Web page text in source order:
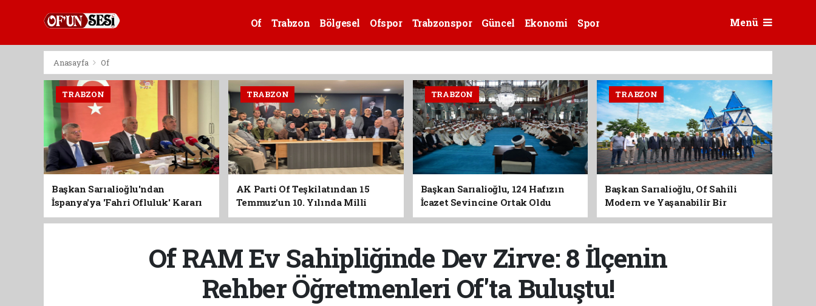
Of Trabzon Bölgesel Ofspor Trabzonspor Güncel Ekonomi Spor Menü
Anasayfa Of
TRABZON
Başkan Sarıalioğlu'ndan
İspanya'ya 'Fahri Ofluluk' Kararı
TRABZON
AK Parti Of Teşkilatından 15
Temmuz'un 10. Yılında Milli
Birlik Vurgusu
TRABZON
Başkan Sarıalioğlu, 124 Hafızın
İcazet Sevincine Ortak Oldu
TRABZON
Başkan Sarıalioğlu, Of Sahili
Modern ve Yaşanabilir Bir
Kimliğe Kavuşuyor
Of RAM Ev Sahipliğinde Dev Zirve: 8 İlçenin
Rehber Öğretmenleri Of'ta Buluştu!